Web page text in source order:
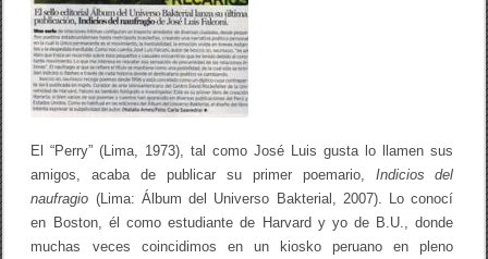
u
i
s
F
a
l
c
n
:
P
o
m
El “Perry” (Lima, 1973), tal como José Luis gusta lo llamen sus
amigos, acaba de publicar su primer poemario, Indicios del
naufragio (Lima: Álbum del Universo Bakterial, 2007). Lo conocí
en Boston, él como estudiante de Harvard y yo de B.U., donde
muchas veces coincidimos en un kiosko peruano en pleno